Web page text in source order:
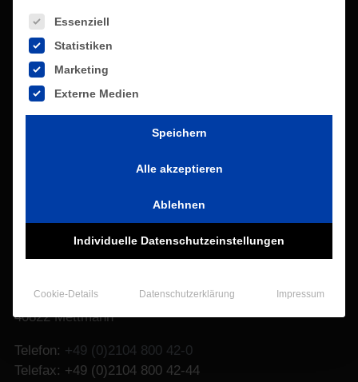
Info-Center
Kontakt
Impressum
Datenschutzerklärung
AGB
Kontaktdaten
VALCO GmbH
Marie Curie Str. 21
40822 Mettmann
Telefon: +49 (0)2104 800 42-0
Telefax: +49 (0)2104 800 42-44
Es folgt eine Liste der Service-Gruppen, für die eine
Essenziell
Statistiken
Marketing
Externe Medien
Speichern
Alle akzeptieren
Ablehnen
Individuelle Datenschutzeinstellungen
Cookie-Details Datenschutzerklärung Impressum